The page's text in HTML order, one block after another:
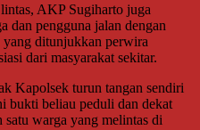
AKP Sugiharto juga
dan pengguna jalan dengan
yang ditunjukkan perwira
dari masyarakat sekitar.
Kapolsek turun tangan sendiri
bukti beliau peduli dan dekat
satu warga yang melintas di